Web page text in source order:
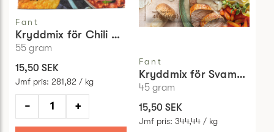
Fant
Kryddmix för Chili Con Carne
55 gram
15,50 SEK
Jmf pris: 281,82 / kg
− +
Fant
Kryddmix för Svampsås
45 gram
15,50 SEK
Jmf pris: 344,44 / kg